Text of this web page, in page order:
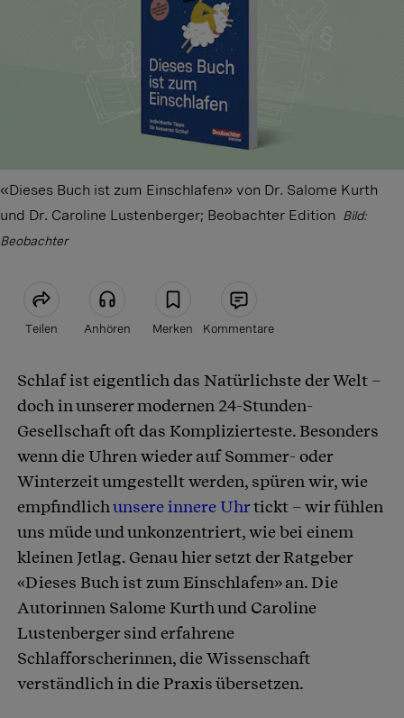
«Dieses Buch ist zum Einschlafen» von Dr. Salome Kurth
und Dr. Caroline Lustenberger; Beobachter Edition
Bild:
Beobachter
Teilen Anhören Merken Kommentare
Artikel teilen
Schlaf ist eigentlich das Natürlichste der Welt –
doch in unserer modernen 24-Stunden-
Gesellschaft oft das Komplizierteste. Besonders
wenn die Uhren wieder auf Sommer- oder
Winterzeit umgestellt werden, spüren wir, wie
empfindlichunsere innere Uhrtickt – wir fühlen
uns müde und unkonzentriert, wie bei einem
kleinen Jetlag. Genau hier setzt der Ratgeber
«Dieses Buch ist zum Einschlafen» an. Die
Autorinnen Salome Kurth und Caroline
Lustenberger sind erfahrene
Schlafforscherinnen, die Wissenschaft
verständlich in die Praxis übersetzen.